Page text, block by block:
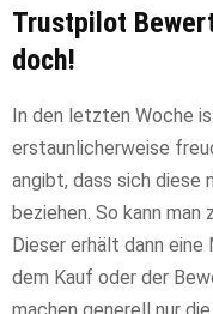
Trustpilot
doch!
In den letzten Woche
erstaunlicherweise
angibt, dass sich diese
beziehen. So kann man
Dieser erhält dann
dem Kauf oder der